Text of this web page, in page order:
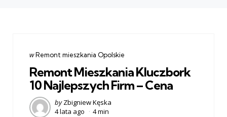
Categories
post
wRemont mieszkania Opolskie
Remont Mieszkania Kluczbork
10 Najlepszych Firm – Cena
Posted
by
by Zbigniew Kęska
4 lata ago
4 min